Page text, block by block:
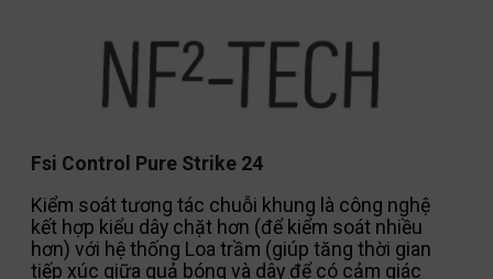
Fsi Control Pure Strike 24
Kiểm soát tương tác chuỗi khung là công nghệ
kết hợp kiểu dây chặt hơn (để kiểm soát nhiều
hơn) với hệ thống Loa trầm (giúp tăng thời gian
tiếp xúc giữa quả bóng và dây để có cảm giác